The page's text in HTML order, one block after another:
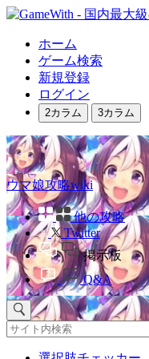
ホーム
ゲーム検索
新規登録
ログイン
2カラム 3カラム
ウマ娘攻略wiki
他の攻略
Twitter
掲示板
Q&A